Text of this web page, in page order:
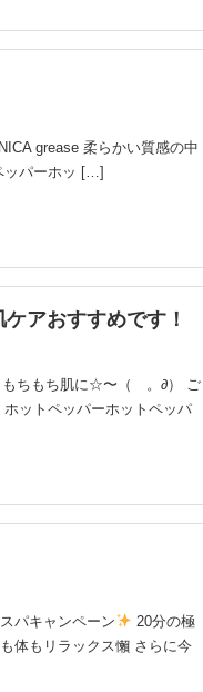
grease 柔らかい質感の中
ッパーホッ […]
アおすすめです！
ちもち肌に☆〜（ゝ。∂） ご
ットペッパーホットペッパ
パキャンペーン
20分の極
体もリラックス懶 さらに今